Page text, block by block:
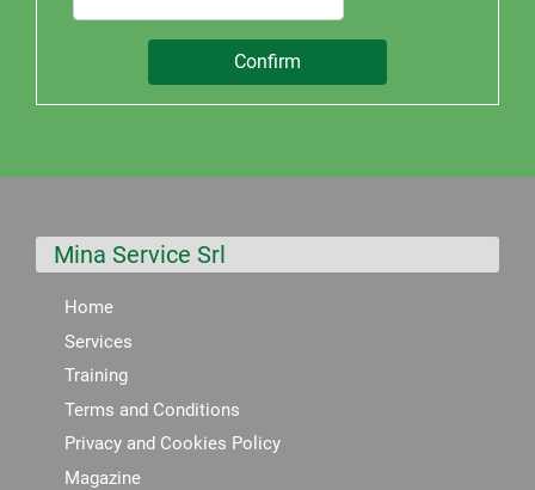
Mina Service Srl
Home
Services
Training
Terms and Conditions
Privacy and Cookies Policy
Magazine